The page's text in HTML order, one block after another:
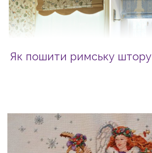
Як пошити римську штору